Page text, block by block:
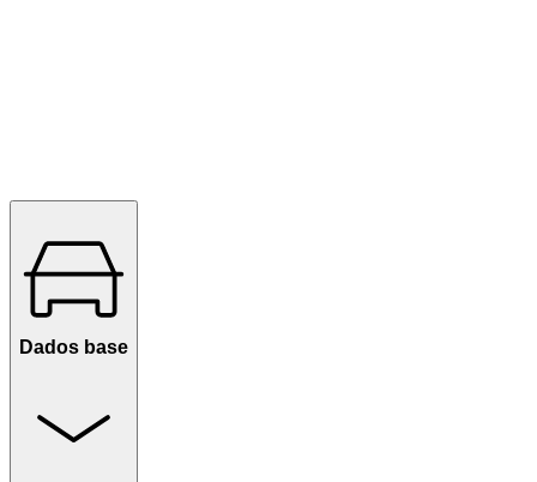
Dados base